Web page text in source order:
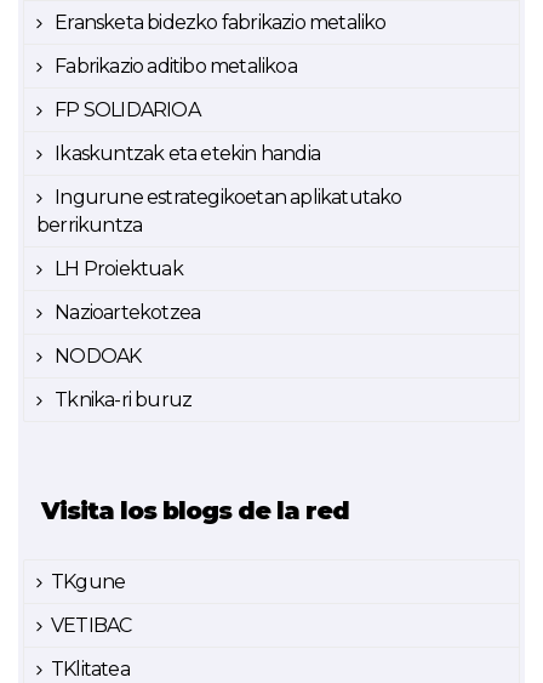
Eransketa bidezko fabrikazio metaliko
Fabrikazio aditibo metalikoa
FP SOLIDARIOA
Ikaskuntzak eta etekin handia
Ingurune estrategikoetan aplikatutako
berrikuntza
LH Proiektuak
Nazioartekotzea
NODOAK
Tknika-ri buruz
Visita los blogs de la red
TKgune
VETIBAC
TKlitatea